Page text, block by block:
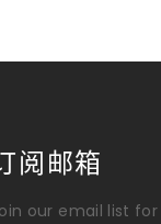
阅邮箱
our email list